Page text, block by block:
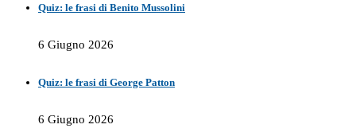
Quiz: le frasi di Benito Mussolini
6 Giugno 2026
Quiz: le frasi di George Patton
6 Giugno 2026